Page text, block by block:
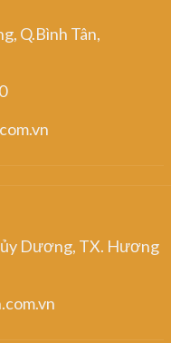
Q.Bình Tân,
Dương, TX. Hương